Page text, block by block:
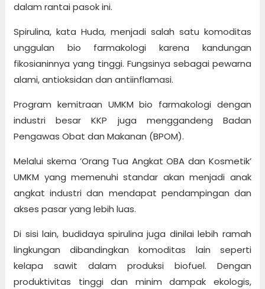
dalam rantai pasok ini.
Spirulina, kata Huda, menjadi salah satu komoditas
unggulan bio farmakologi karena kandungan
fikosianinnya yang tinggi. Fungsinya sebagai pewarna
alami, antioksidan dan antiinflamasi.
Program kemitraan UMKM bio farmakologi dengan
industri besar KKP juga menggandeng Badan
Pengawas Obat dan Makanan (BPOM).
Melalui skema ’Orang Tua Angkat OBA dan Kosmetik’
UMKM yang memenuhi standar akan menjadi anak
angkat industri dan mendapat pendampingan dan
akses pasar yang lebih luas.
Di sisi lain, budidaya spirulina juga dinilai lebih ramah
lingkungan dibandingkan komoditas lain seperti
kelapa sawit dalam produksi biofuel. Dengan
produktivitas tinggi dan minim dampak ekologis,